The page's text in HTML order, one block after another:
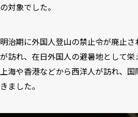
の対象でした。
明治期に外国人登山の禁止令が廃止
が訪れ、在日外国人の避暑地として
上海や香港などから西洋人が訪れ、
きました。